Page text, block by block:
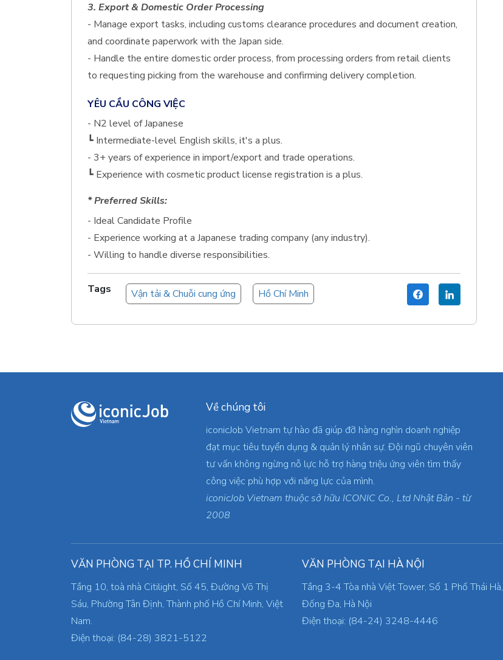
3. Export & Domestic Order Processing
- Manage export tasks, including customs clearance procedures and document creation,
and coordinate paperwork with the Japan side.
- Handle the entire domestic order process, from processing orders from retail clients
to requesting picking from the warehouse and confirming delivery completion.
YÊU CẦU CÔNG VIỆC
- N2 level of Japanese
┗ Intermediate-level English skills, it's a plus.
- 3+ years of experience in import/export and trade operations.
┗ Experience with cosmetic product license registration is a plus.
* Preferred Skills:
- Ideal Candidate Profile
- Experience working at a Japanese trading company (any industry).
- Willing to handle diverse responsibilities.
Tags Vận tải & Chuỗi cung ứng Hồ Chí Minh
Về chúng tôi
iconicJob Vietnam tự hào đã giúp đỡ hàng nghìn doanh nghiệp
đạt mục tiêu tuyển dụng & quản lý nhân sự. Đội ngũ chuyên viên
tư vấn không ngừng nỗ lực hỗ trợ hàng triệu ứng viên tìm thấy
công việc phù hợp với năng lực của mình.
iconicJob Vietnam thuộc sở hữu ICONIC Co., Ltd Nhật Bản - từ
2008
VĂN PHÒNG TẠI TP. HỒ CHÍ MINH
Tầng 10, toà nhà Citilight, Số 45, Đường Võ Thị
Sáu, Phường Tân Định, Thành phố Hồ Chí Minh, Việt
Nam.
Điện thoại: (84-28) 3821-5122
VĂN PHÒNG TẠI HÀ NỘI
Tầng 3-4 Tòa nhà Việt Tower, Số 1 Phố Thái Hà,
Đống Đa, Hà Nội
Điện thoại: (84-24) 3248-4446